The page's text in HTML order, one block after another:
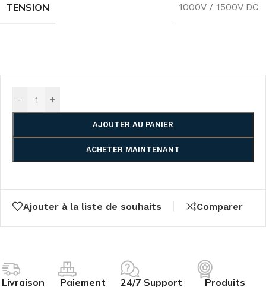
TENSION 1000V / 1500V DC
- +
AJOUTER AU PANIER
ACHETER MAINTENANT
Ajouter à la liste de souhaits Comparer
Livraison Paiement 24/7 Support Produits